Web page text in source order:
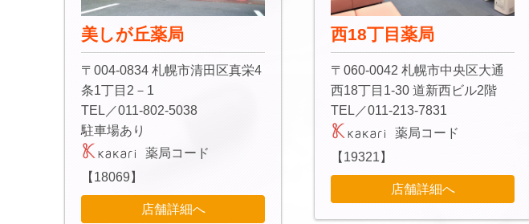
美しが丘薬局
〒004-0834 札幌市清田区真栄4
条1丁目2－1
TEL／011-802-5038
駐車場あり
薬局コード
【18069】
店舗詳細へ
西18丁目薬局
〒060-0042 札幌市中央区大通
西18丁目1-30 道新西ビル2階
TEL／011-213-7831
薬局コード
【19321】
店舗詳細へ